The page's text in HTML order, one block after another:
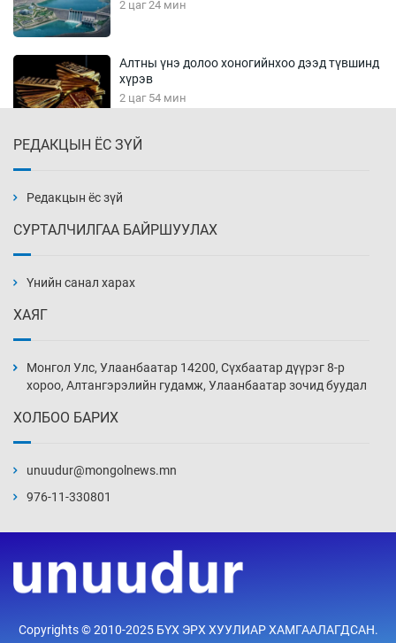
2 цаг 24 мин
Алтны үнэ долоо хоногийнхоо дээд түвшинд
хүрэв
2 цаг 54 мин
3 цаг 24 мин
3 цаг 54 мин
4 цаг 24 мин
4 цаг 54 мин
дарамтад оров
20 цаг 24 мин
шалгарлаа
РЕДАКЦЫН ЁС ЗҮЙ
Редакцын ёс зүй
СУРТАЛЧИЛГАА БАЙРШУУЛАХ
Үнийн санал харах
ХАЯГ
Монгол Улс, Улаанбаатар 14200, Сүхбаатар дүүрэг 8-р
хороо, Алтангэрэлийн гудамж, Улаанбаатар зочид буудал
ХОЛБОО БАРИХ
unuudur@mongolnews.mn
976-11-330801
Copyrights © 2010-2025 БҮХ ЭРХ ХУУЛИАР ХАМГААЛАГДСАН.